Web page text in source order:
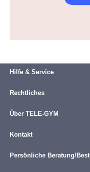
Hilfe & Service
Rechtliches
Über TELE-GYM
Kontakt
Persönliche Beratung/